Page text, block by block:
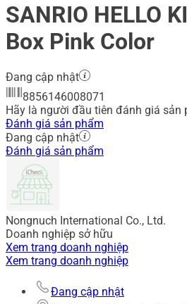
SANRIO HELLO
Box Pink Color
Đang cập nhật
8856146008071
Hãy là người đầu tiên đánh giá sản
Đánh giá sản phẩm
Đang cập nhật
Đánh giá sản phẩm
Nongnuch International Co., Ltd.
Doanh nghiệp sở hữu
Xem trang doanh nghiệp
Xem trang doanh nghiệp
Đang cập nhật